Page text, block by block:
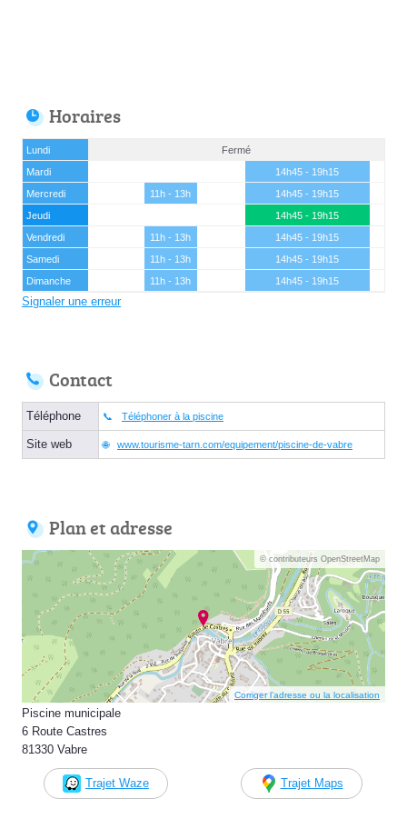
Horaires
Lundi
Fermé
Mardi
14h45 - 19h15
Mercredi
11h - 13h
14h45 - 19h15
Jeudi
14h45 - 19h15
Vendredi
11h - 13h
14h45 - 19h15
Samedi
11h - 13h
14h45 - 19h15
Dimanche
11h - 13h 14h45 - 19h15
Signaler une erreur
Contact
Téléphone Téléphoner à la piscine
Site web www.tourisme-tarn.com/equipement/piscine-de-vabre
Plan et adresse
© contributeurs OpenStreetMap
Corriger l’adresse ou la localisation
Piscine municipale
6 Route Castres
81330 Vabre
Trajet Waze Trajet Maps